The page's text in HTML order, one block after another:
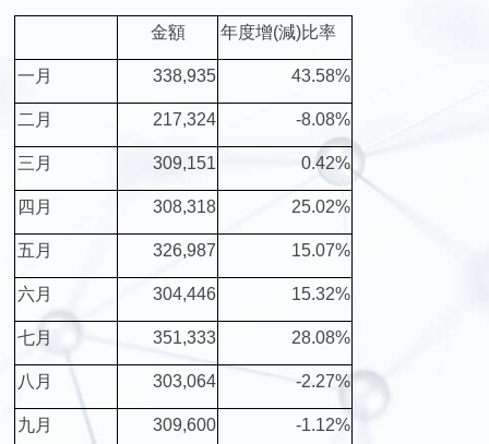
金額 年度增(減)比率
一月 338,935 43.58%
二月 217,324 -8.08%
三月 309,151 0.42%
四月 308,318 25.02%
五月 326,987 15.07%
六月 304,446 15.32%
七月 351,333 28.08%
八月 303,064 -2.27%
九月 309,600 -1.12%